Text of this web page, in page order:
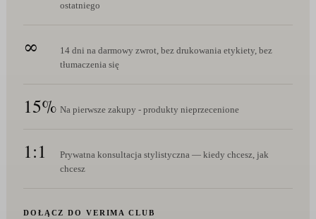
ostatniego
∞
14 dni na darmowy zwrot, bez drukowania etykiety, bez
tłumaczenia się
15% Na pierwsze zakupy - produkty nieprzecenione
1:1
Prywatna konsultacja stylistyczna — kiedy chcesz, jak
chcesz
DOŁĄCZ DO VERIMA CLUB